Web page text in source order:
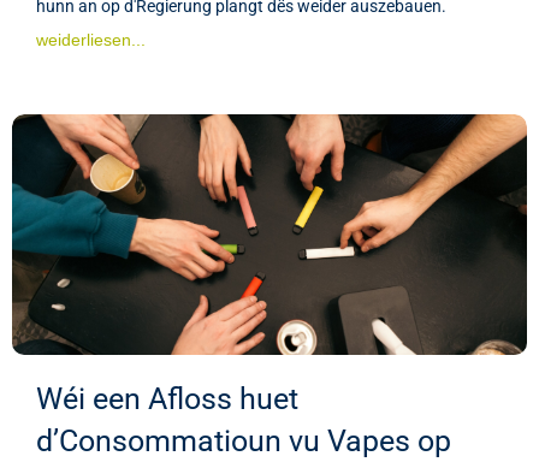
hunn an op d'Regierung plangt dës weider auszebauen.
weiderliesen...
Wéi een Afloss huet
d’Consommatioun vu Vapes op